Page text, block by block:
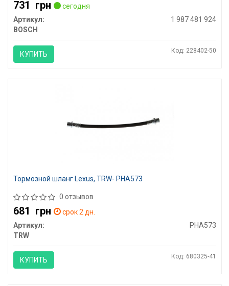
731 грн
сегодня
Артикул:
1 987 481 924
BOSCH
КУПИТЬ Код: 228402-50
Тормозной шланг Lexus, TRW- PHA573
0 отзывов
681 грн
срок 2 дн.
Артикул:
PHA573
TRW
КУПИТЬ Код: 680325-41